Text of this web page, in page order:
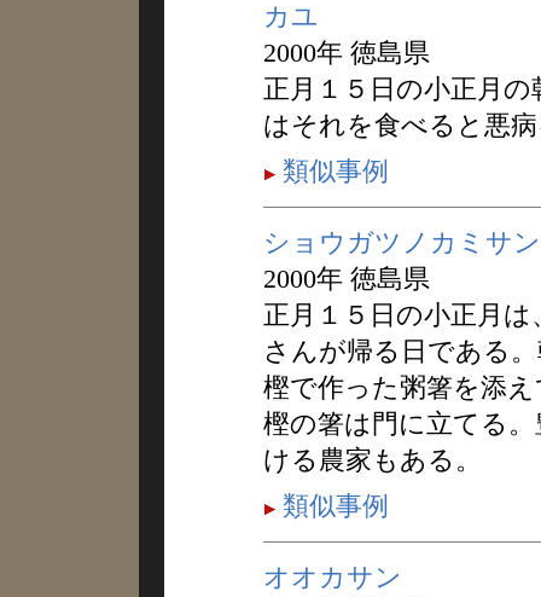
カユ
2000年 徳島県
正月１５日の小正月
はそれを食べると悪
類似事例
ショウガツノカミサ
2000年 徳島県
正月１５日の小正月
さんが帰る日である
樫で作った粥箸を添
樫の箸は門に立てる
ける農家もある。
類似事例
オオカサン